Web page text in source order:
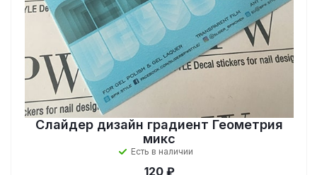
Слайдер дизайн градиент Геометрия
микс
Есть в наличии
120 ₽